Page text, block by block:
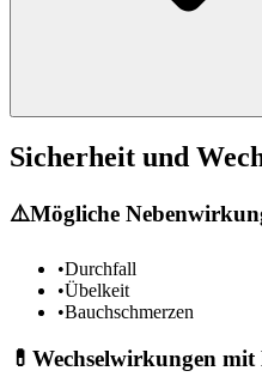
Sicherheit und
⚠️Mögliche
•Durchfall
•Übelkeit
•Bauchschmerzen
💊 Wechselwirkungen